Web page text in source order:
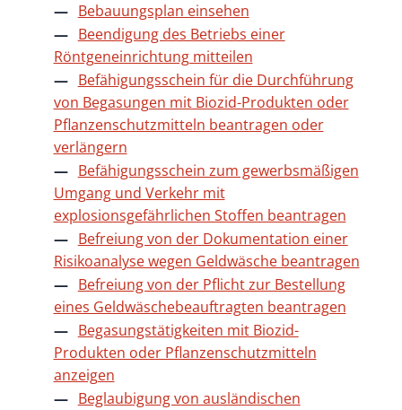
Bebauungsplan einsehen
Beendigung des Betriebs einer
Röntgeneinrichtung mitteilen
Befähigungsschein für die Durchführung
von Begasungen mit Biozid-Produkten oder
Pflanzenschutzmitteln beantragen oder
verlängern
Befähigungsschein zum gewerbsmäßigen
Umgang und Verkehr mit
explosionsgefährlichen Stoffen beantragen
Befreiung von der Dokumentation einer
Risikoanalyse wegen Geldwäsche beantragen
Befreiung von der Pflicht zur Bestellung
eines Geldwäschebeauftragten beantragen
Begasungstätigkeiten mit Biozid-
Produkten oder Pflanzenschutzmitteln
anzeigen
Beglaubigung von ausländischen